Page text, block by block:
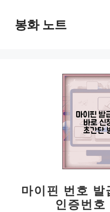
봉화 노트
마이핀 번호
인증번호